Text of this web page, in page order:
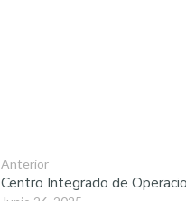
Anterior
Centro Integrado de